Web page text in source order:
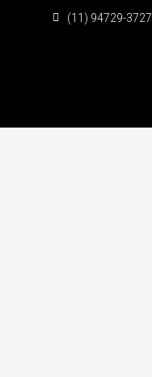
(11) 94729-3727